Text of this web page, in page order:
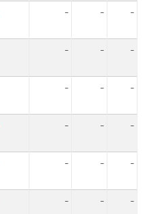
- - -
- - -
- - -
- - -
- - -
- - -